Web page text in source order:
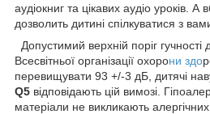
аудіокниг та цікавих аудіо уроків. А
дозволить дитині спілкуватися з
Допустимий верхній поріг гучності
Всесвітньої організації охорони здо
перевищувати 93 +/-3 дБ, дитячі
Q5 відповідають цій вимозі.
матеріали не викликають